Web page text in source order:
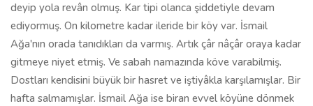
deyip yola revân olmuş. Kar tipi olanca şiddetiyle devam
ediyormuş. On kilometre kadar ileride bir köy var. İsmail
Ağa'nın orada tanıdıkları da varmış. Artık çâr nâçâr oraya kadar
gitmeye niyet etmiş. Ve sabah namazında köve varabilmiş.
Dostları kendisini büyük bir hasret ve iştiyâkla karşılamışlar. Bir
hafta salmamışlar. İsmail Ağa ise biran evvel köyüne dönmek